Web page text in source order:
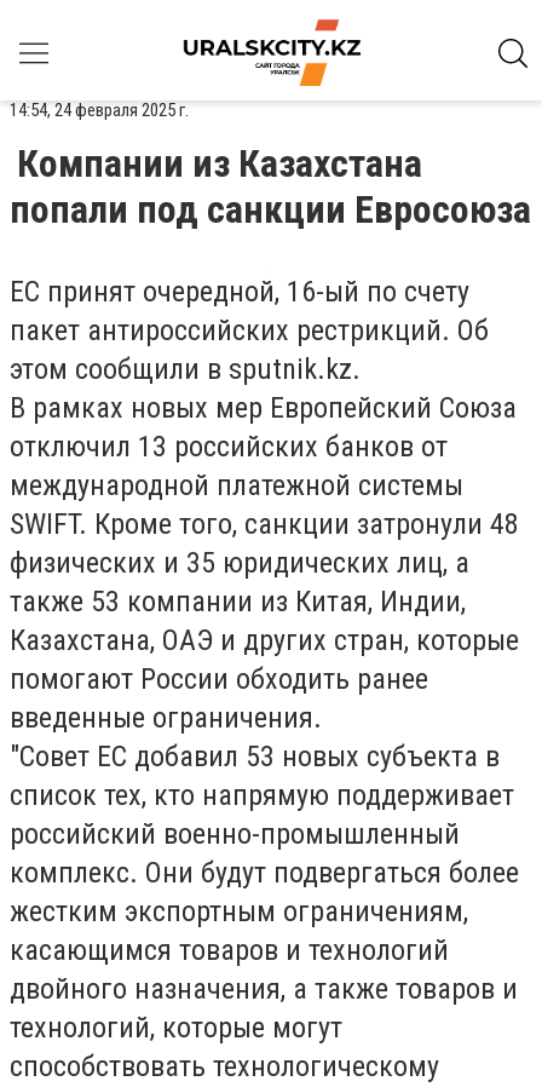
14:54, 24 февраля 2025 г.
Компании из Казахстана
попали под санкции Евросоюза
ЕС принят очередной, 16-ый по счету
пакет антироссийских рестрикций. Об
этом сообщили в sputnik.kz.
В рамках новых мер Европейский Союза
отключил 13 российских банков от
международной платежной системы
SWIFT. Кроме того, санкции затронули 48
физических и 35 юридических лиц, а
также 53 компании из Китая, Индии,
Казахстана, ОАЭ и других стран, которые
помогают России обходить ранее
введенные ограничения.
"Совет ЕС добавил 53 новых субъекта в
список тех, кто напрямую поддерживает
российский военно-промышленный
комплекс. Они будут подвергаться более
жестким экспортным ограничениям,
касающимся товаров и технологий
двойного назначения, а также товаров и
технологий, которые могут
способствовать технологическому